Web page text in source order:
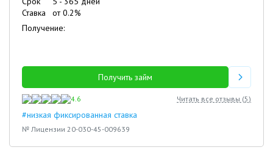
Ставка
от0.2%
Получение:
Получить займ
4.6 Читать все отзывы (5)
#низкая фиксированная ставка
№ Лицензии 20-030-45-009639